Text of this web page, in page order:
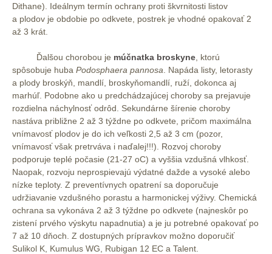
Dithane). Ideálnym termín ochrany proti škvrnitosti listov
a plodov je obdobie po odkvete, postrek je vhodné opakovať 2
až 3 krát.
Ďalšou chorobou je múčnatka broskyne , ktorú
spôsobuje huba Podosphaera pannosa . Napáda listy, letorasty
a plody broskýň, mandlí, broskyňomandlí, ruží, dokonca aj
marhúľ. Podobne ako u predchádzajúcej choroby sa prejavuje
rozdielna náchylnosť odrôd. Sekundárne šírenie choroby
nastáva približne 2 až 3 týždne po odkvete, pričom maximálna
vnímavosť plodov je do ich veľkosti 2,5 až 3 cm (pozor,
vnímavosť však pretrváva i naďalej!!!). Rozvoj choroby
podporuje teplé počasie (21-27 oC) a vyššia vzdušná vlhkosť.
Naopak, rozvoju neprospievajú výdatné dažde a vysoké alebo
nízke teploty. Z preventívnych opatrení sa doporučuje
udržiavanie vzdušného porastu a harmonickej výživy. Chemická
ochrana sa vykonáva 2 až 3 týždne po odkvete (najneskôr po
zistení prvého výskytu napadnutia) a je ju potrebné opakovať po
7 až 10 dňoch. Z dostupných prípravkov možno doporučiť
Sulikol K, Kumulus WG, Rubigan 12 EC a Talent.